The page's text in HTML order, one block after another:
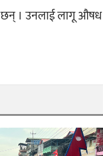
छन् । उनलाई लागू औषध